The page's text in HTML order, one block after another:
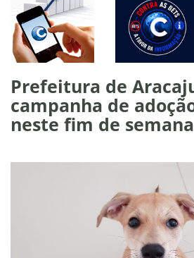
Prefeitura de
campanha de
neste fim de semana